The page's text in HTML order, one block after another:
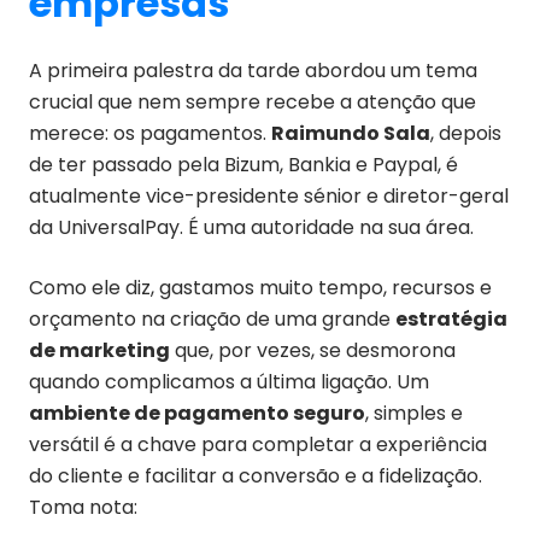
A primeira palestra da tarde abordou um tema
crucial que nem sempre recebe a atenção que
merece: os pagamentos. Raimundo Sala, depois
de ter passado pela Bizum, Bankia e Paypal, é
atualmente vice-presidente sénior e diretor-geral
da UniversalPay. É uma autoridade na sua área.
Como ele diz, gastamos muito tempo, recursos e
orçamento na criação de uma grande estratégia
de marketing que, por vezes, se desmorona
quando complicamos a última ligação. Um
ambiente de pagamento seguro, simples e
versátil é a chave para completar a experiência
do cliente e facilitar a conversão e a fidelização.
Toma nota: